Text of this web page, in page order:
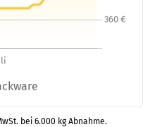
bei 6.000 kg Abnahme.